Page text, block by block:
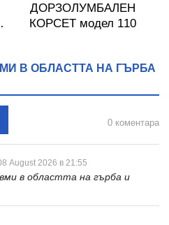
ДОРЗОЛУМБАЛЕН
КОРСЕТ модел 110
В ОБЛАСТТА НА ГЪРБА
0 коментара
August 2026 в 21:55
в областта на гърба и